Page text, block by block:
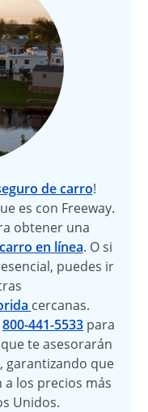
de carro!
es con Freeway.
obtener una
en línea. O si
puedes ir
cercanas.
800-441-5533 para
te asesorarán
garantizando que
los precios más
Unidos.